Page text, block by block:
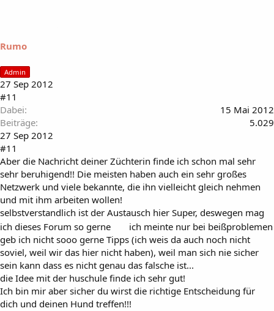
Rumo
Admin
27 Sep 2012
#11
Dabei
15 Mai 2012
Beiträge
5.029
27 Sep 2012
#11
Aber die Nachricht deiner Züchterin finde ich schon mal sehr
sehr beruhigend!! Die meisten haben auch ein sehr großes
Netzwerk und viele bekannte, die ihn vielleicht gleich nehmen
und mit ihm arbeiten wollen!
selbstverstandlich ist der Austausch hier Super, deswegen mag
ich dieses Forum so gerne
ich meinte nur bei beißproblemen
geb ich nicht sooo gerne Tipps (ich weis da auch noch nicht
soviel, weil wir das hier nicht haben), weil man sich nie sicher
sein kann dass es nicht genau das falsche ist...
die Idee mit der huschule finde ich sehr gut!
Ich bin mir aber sicher du wirst die richtige Entscheidung für
dich und deinen Hund treffen!!!